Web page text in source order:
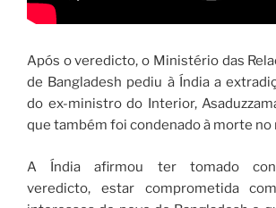
Após o veredicto, o Ministério das
de Bangladesh pediu à Índia a
do ex-ministro do Interior,
que também foi condenado à morte no
A Índia afirmou ter tomado
veredicto, estar comprometida